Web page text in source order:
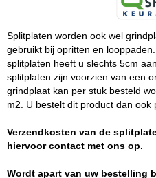
Splitplaten worden ook wel
gebruikt bij opritten en
splitplaten heeft u slechts 5cm
splitplaten zijn voorzien van een
grindplaat kan per stuk besteld
m2. U bestelt dit product dan ook
Verzendkosten van de
hiervoor contact met ons op.
Wordt apart van uw bestelling